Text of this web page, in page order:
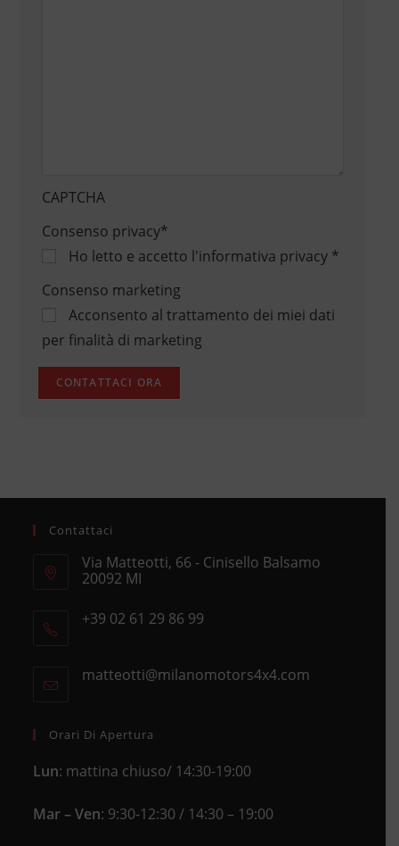
CAPTCHA
Consenso privacy*
Ho letto e accetto l'informativa privacy*
Consenso marketing
Acconsento al trattamento dei miei dati
per finalità di marketing
Contattaci
Via Matteotti, 66 - Cinisello Balsamo
20092 MI
in
+39 02 61 29 86 99
your
matteotti@milanomotors4x4.comOpens
Orari Di Apertura
Lun: mattina chiuso/ 14:30-19:00
Mar – Ven: 9:30-12:30 / 14:30 – 19:00